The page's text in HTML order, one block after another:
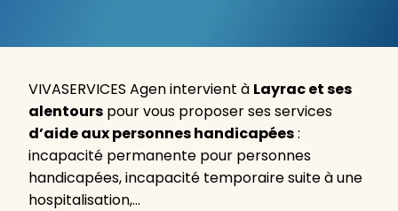
VIVASERVICES Agen intervient à Layrac et ses
alentours pour vous proposer ses services
d’aide aux personnes handicapées:
incapacité permanente pour personnes
handicapées, incapacité temporaire suite à une
hospitalisation,…